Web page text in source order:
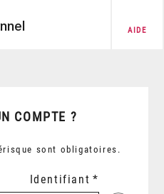
AIDE
COMPTE ?
sont obligatoires.
Identifiant